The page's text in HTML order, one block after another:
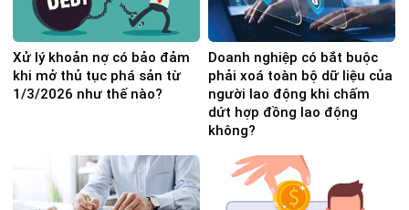
Xử lý khoản nợ có bảo đảm
khi mở thủ tục phá sản từ
1/3/2026 như thế nào?
Doanh nghiệp có bắt buộc
phải xoá toàn bộ dữ liệu của
người lao động khi chấm
dứt hợp đồng lao động
không?